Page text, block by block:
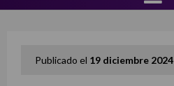
Publicado el 19 diciembre 2024